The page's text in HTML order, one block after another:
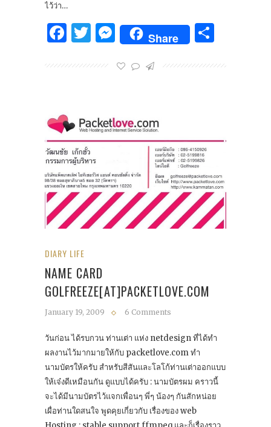
ไว้ว่า…
Facebook
Twitter
Messenger
Share
DIARY LIFE
NAME CARD
GOLFREEZE[AT]PACKETLOVE.COM
January 19, 2009 6 Comments
วันก่อน ได้รบกวน ท่านเต่า แห่ง netdesign ที่ได้ทำ
ผลงานไว้มากมายให้กับ packetlove.com ทำ
นามบัตรให้ครับ สำหรับสีสันและโลโก้ท่านเต่าออกแบบ
ให้เจ๋งดีเหมือนกัน ดูแบบได้ครับ : นามบัตรผม คราวนี้
จะได้มีนามบัตรไว้แจกเพื่อนๆ พี่ๆ น้องๆ กันสักหน่อย
เผื่อท่านใดสนใจ พูดคุยเกี่ยวกับ เรื่องของ web